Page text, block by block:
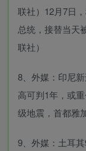
联社）12月7日
总统，接替当天
联社）
8、外媒：印尼
高可判1年，或
级地震，首都雅
9、外媒：土耳